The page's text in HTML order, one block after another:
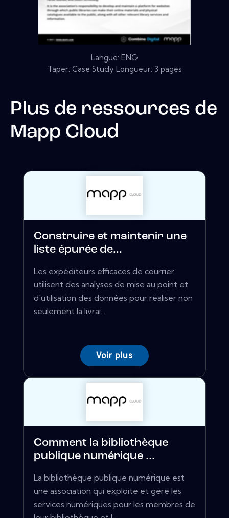
Langue: ENG
Taper: Case Study Longueur: 3 pages
Plus de ressources de
Mapp Cloud
Construire et maintenir une
liste épurée de...
Les expéditeurs efficaces de courrier
utilisent des analyses de mise au point et
d'utilisation des données pour réaliser non
seulement la livrai...
Voir plus
Comment la bibliothèque
publique numérique ...
La bibliothèque publique numérique est
une association qui exploite et gère les
services numériques pour les membres de